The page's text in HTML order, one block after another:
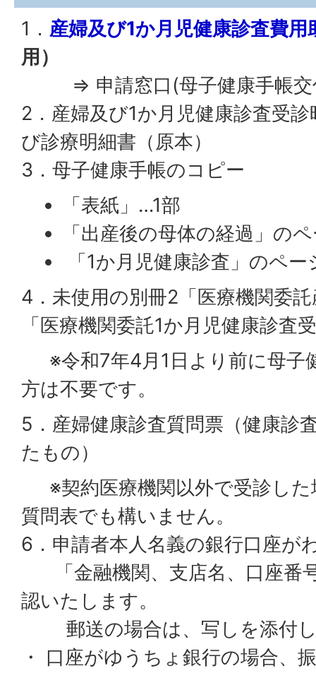
1． 産婦及び1か月児健康診査費用
用）
⇒ 申請窓口(母子健康手帳交
2．産婦及び1か月児健康診査受
び診療明細書（原本）
3．母子健康手帳のコピー
「表紙」…1部
「出産後の母体の経過」の
「1か月児健康診査」のペ
4．未使用の別冊2「医療機関委
「医療機関委託1か月児健康診査
※令和7年4月1日より前に母子
方は不要です。
5．産婦健康診査質問票（健康診
たもの）
※契約医療機関以外で受診した
質問表でも構いません。
6．申請者本人名義の銀行口座が
「金融機関、支店名、口座番
認いたします。
郵送の場合は、写しを添付し
・ 口座がゆうちょ銀行の場合、